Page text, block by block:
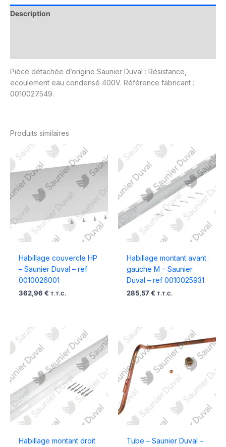
Description
Pièce détachée d’origine Saunier Duval : Résistance,
ecoulement eau condensé 400V. Référence fabricant :
0010027549.
Produits similaires
Habillage couvercle HP
– Saunier Duval – ref
0010026001
362,96 € T.T.C.
Habillage montant avant
gauche M – Saunier
Duval – ref 0010025931
285,57 € T.T.C.
Habillage montant droit
Tube – Saunier Duval –